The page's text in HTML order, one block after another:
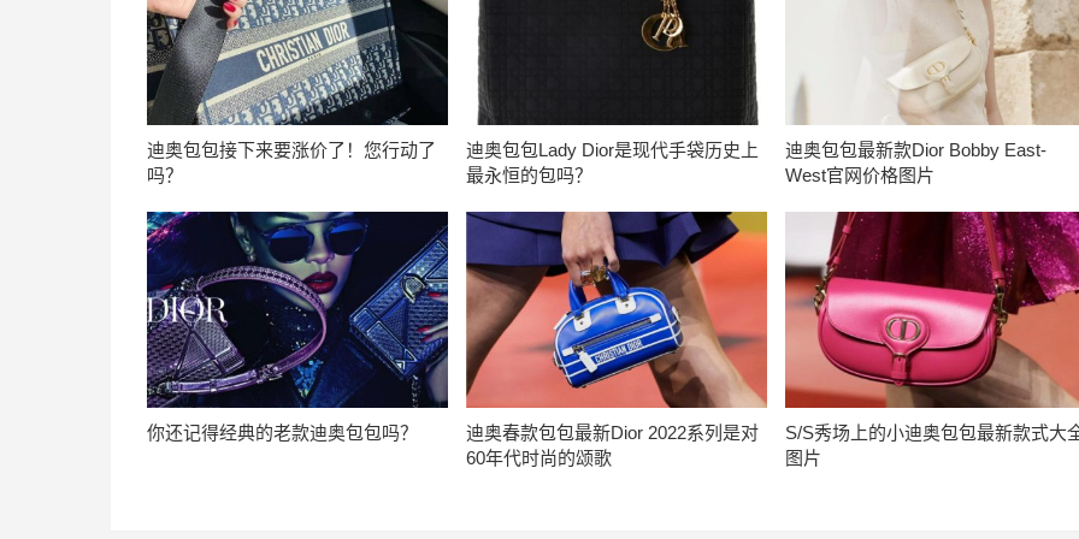
迪奥包包接下来要涨价了！您行动了
吗？
迪奥包包Lady Dior是现代手袋历史上
最永恒的包吗？
迪奥包包最新款Dior Bobby East-
West官网价格图片
你还记得经典的老款迪奥包包吗？
迪奥春款包包最新Dior 2022系列是对
60年代时尚的颂歌
S/S秀场上的小迪奥包包最新款式大
图片